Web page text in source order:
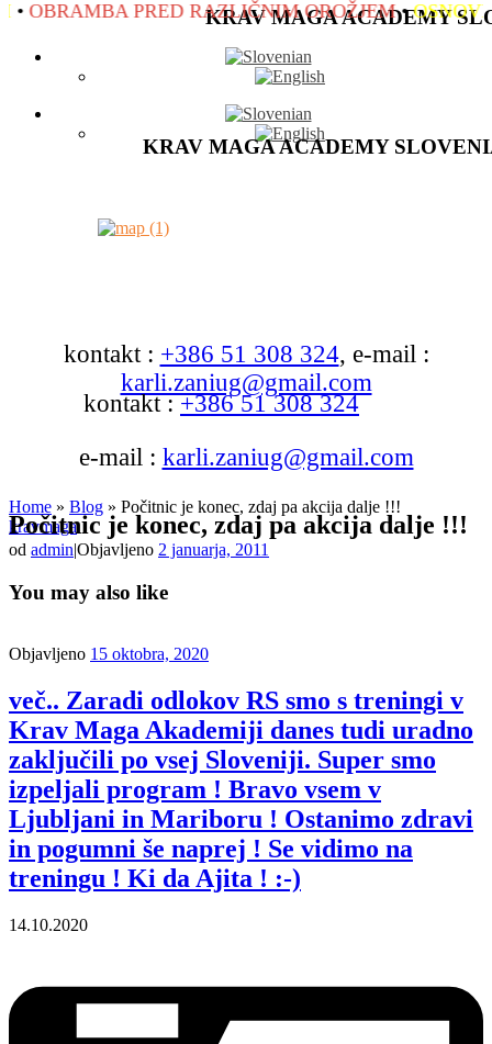
PRED RAZLIČNIM OROŽJEM•OSNOVNO IN
KRAV MAGA ACADEMY
KRAV MAGA ACADEMY
kontakt : +386 51 308 324, e-mail :
karli.zaniug@gmail.com
kontakt :+386 51 308 324
e-mail : karli.zaniug@gmail.com
Home » Blog » Počitnic je konec, zdaj pa akcija dalje !!!
kravmaga
Počitnic je konec, zdaj pa akcija dalje !!!
od admin|Objavljeno 2 januarja, 2011
You may also like
Objavljeno 15 oktobra, 2020
več.. Zaradi odlokov RS smo s treningi v
Krav Maga Akademiji danes tudi uradno
zaključili po vsej Sloveniji. Super smo
izpeljali program ! Bravo vsem v
Ljubljani in Mariboru ! Ostanimo zdravi
in pogumni še naprej ! Se vidimo na
treningu ! Ki da Ajita ! :-)
14.10.2020